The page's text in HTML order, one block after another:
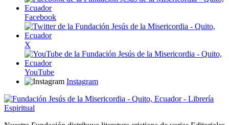
Facebook
X
YouTube
Instagram